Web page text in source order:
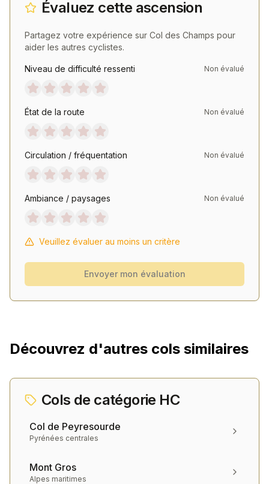
Évaluez cette ascension
Partagez votre expérience sur Col des Champs pour
aider les autres cyclistes.
Niveau de difficulté ressenti Non évalué
État de la route Non évalué
Circulation / fréquentation Non évalué
Ambiance / paysages Non évalué
Veuillez évaluer au moins un critère
Envoyer mon évaluation
Découvrez d'autres cols similaires
Cols de catégorie HC
Col de Peyresourde
Pyrénées centrales
Mont Gros
Alpes maritimes